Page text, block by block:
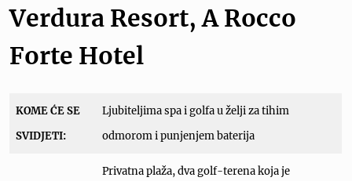
Verdura Resort, A Rocco
Forte Hotel
KOME ĆE SE
SVIDJETI:
Ljubiteljima spa i golfa u želji za tihim
odmorom i punjenjem baterija
Privatna plaža, dva golf-terena koja je